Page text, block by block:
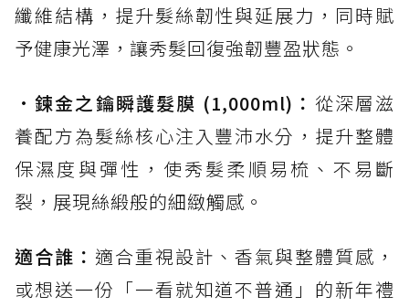
纖維結構，提升髮絲韌性與延展力，同時賦
予健康光澤，讓秀髮回復強韌豐盈狀態。
• 鍊金之鑰瞬護髮膜 (1,000ml)： 從深層滋
養配方為髮絲核心注入豐沛水分，提升整體
保濕度與彈性，使秀髮柔順易梳、不易斷
裂，展現絲緞般的細緻觸感。
適合誰： 適合重視設計、香氣與整體質感，
或想送一份「一看就知道不普通」的新年禮